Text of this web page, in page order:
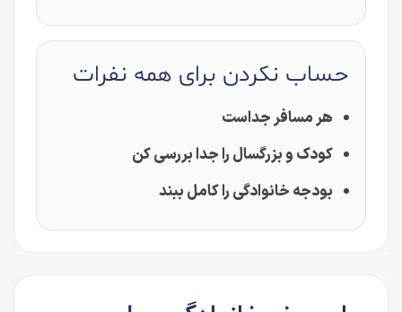
حساب نکردن برای همه نفرات
هر مسافر جداست
کودک و بزرگسال را جدا بررسی کن
بودجه خانوادگی را کامل ببند